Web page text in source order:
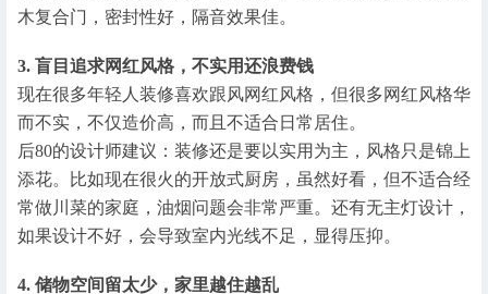
木复合门，密封性好，隔音效果佳。
3. 盲目追求网红风格，不实用还浪费钱
现在很多年轻人装修喜欢跟风网红风格，但很多网红风格华
而不实，不仅造价高，而且不适合日常居住。
后80的设计师建议：装修还是要以实用为主，风格只是锦上
添花。比如现在很火的开放式厨房，虽然好看，但不适合经
常做川菜的家庭，油烟问题会非常严重。还有无主灯设计，
如果设计不好，会导致室内光线不足，显得压抑。
4. 储物空间留太少，家里越住越乱